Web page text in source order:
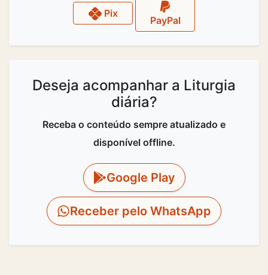
Pix
PayPal
Deseja acompanhar a Liturgia
diária?
Receba o conteúdo sempre atualizado e
disponível offline.
Google Play
Receber pelo WhatsApp